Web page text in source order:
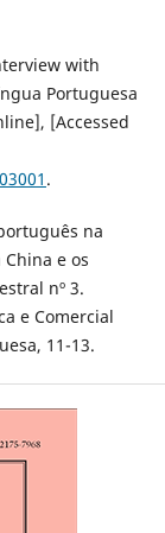
with
Portuguesa
[Accessed
.
na
e os
nº 3.
e Comercial
11-13.